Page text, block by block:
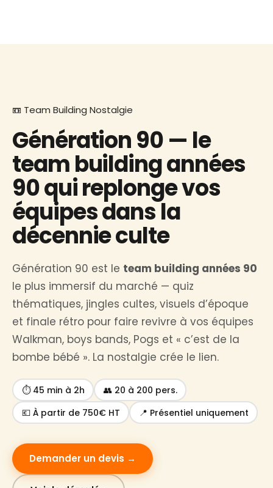
📼 Team Building Nostalgie
Génération 90 — le
team building années
90 qui replonge vos
équipes dans la
décennie culte
Génération 90 est le team building années 90
le plus immersif du marché — quiz
thématiques, jingles cultes, visuels d’époque
et finale rétro pour faire revivre à vos équipes
Walkman, boys bands, Pogs et « c’est de la
bombe bébé ». La nostalgie crée le lien.
⏱ 45 min à 2h
👥 20 à 200 pers.
💶 À partir de 750€ HT
📍 Présentiel uniquement
Demander un devis →